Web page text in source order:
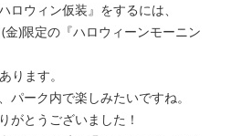
ロウィン仮装』をするには、
)限定の『ハロウィーンモーニン
ります。
パーク内で楽しみたいですね。
がとうございました！